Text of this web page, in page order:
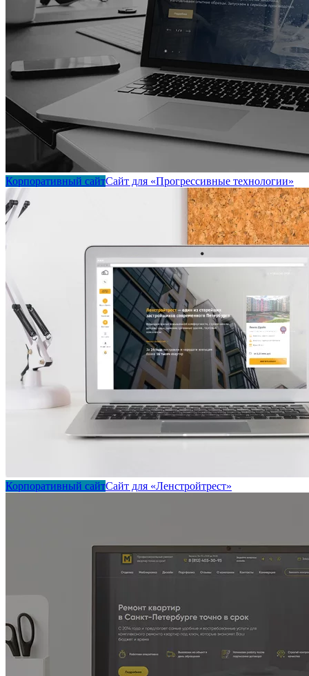
Корпоративный сайтСайт для «Прогрессивные технологии»
Корпоративный сайтСайт для «Ленстройтрест»